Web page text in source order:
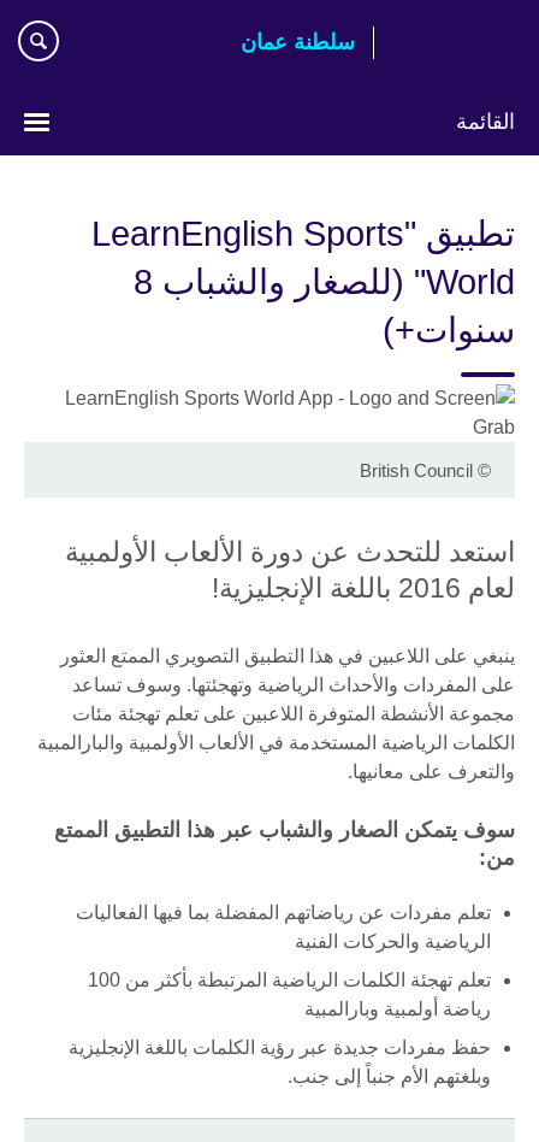
سلطنة عمان
القائمة
تطبيق "LearnEnglish Sports
World" (للصغار والشباب 8
سنوات+)
©
British Council
استعد للتحدث عن دورة الألعاب الأولمبية
لعام 2016 باللغة الإنجليزية!
ينبغي على اللاعبين في هذا التطبيق التصويري الممتع العثور
على المفردات والأحداث الرياضية وتهجئتها. وسوف تساعد
مجموعة الأنشطة المتوفرة اللاعبين على تعلم تهجئة مئات
الكلمات الرياضية المستخدمة في الألعاب الأولمبية والبارالمبية
والتعرف على معانيها.
سوف يتمكن الصغار والشباب عبر هذا التطبيق الممتع
من:
تعلم مفردات عن رياضاتهم المفضلة بما فيها الفعاليات
الرياضية والحركات الفنية
تعلم تهجئة الكلمات الرياضية المرتبطة بأكثر من 100
رياضة أولمبية وبارالمبية
حفظ مفردات جديدة عبر رؤية الكلمات باللغة الإنجليزية
وبلغتهم الأم جنباً إلى جنب.